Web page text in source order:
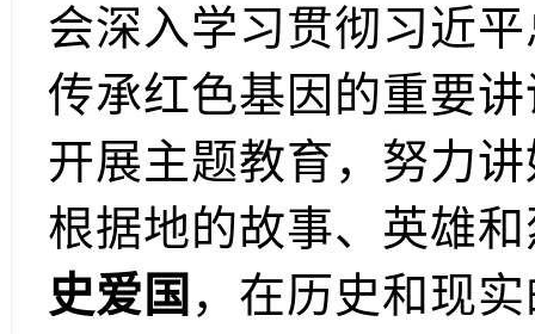
会深入学习贯彻习近
传承红色基因的重要
开展主题教育，努力
根据地的故事、英雄
史爱国 ，在历史和现